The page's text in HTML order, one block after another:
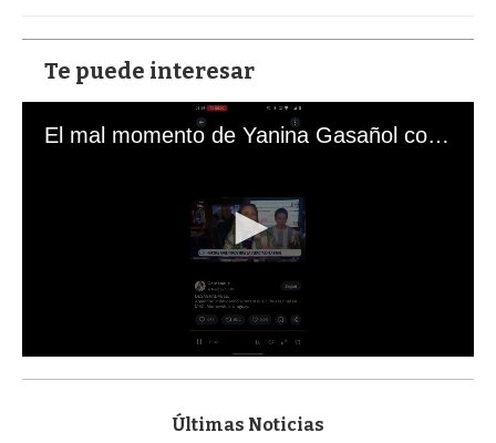
Te puede interesar
El mal momento de Yanina Gasañol con un hincha argentino en "Subrayado"
s
Últimas Noticias